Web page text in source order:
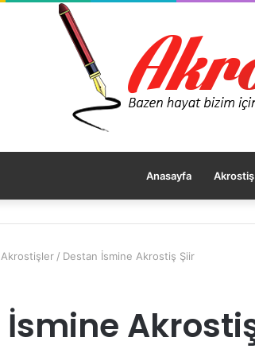
Anasayfa
/ Destan İsmine Akrostiş Şiir